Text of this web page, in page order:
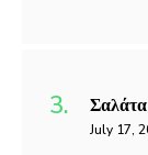
July 17,